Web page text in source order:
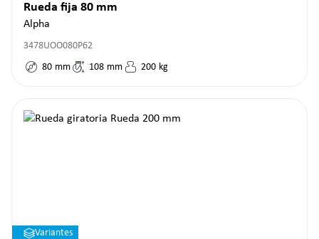
Rueda fija 80 mm
Alpha
3478UOO080P62
80 mm 108 mm 200 kg
Variantes